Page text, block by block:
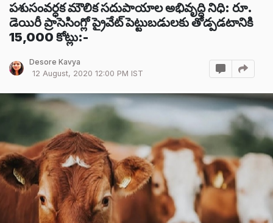
పశుసంవర్ధక మౌలిక సదుపాయాల అభివృద్ధి నిధి: రూ.
డెయిరీ ప్రాసెసింగ్లో ప్రైవేట్ పెట్టుబడులకు తోడ్పడటానికి
15,000 కోట్లు:-
Desore Kavya
12 August, 2020 12:00 PM IST